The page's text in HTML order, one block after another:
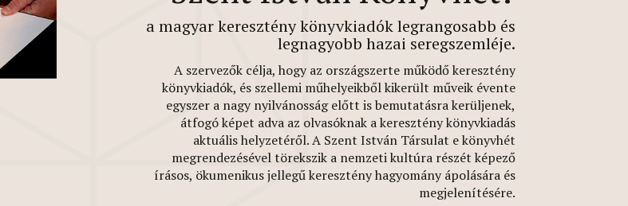
a magyar keresztény könyvkiadók legrangosabb és
legnagyobb hazai seregszemléje.
A szervezők célja, hogy az országszerte működő keresztény
könyvkiadók, és szellemi műhelyeikből kikerült műveik évente
egyszer a nagy nyilvánosság előtt is bemutatásra kerüljenek,
átfogó képet adva az olvasóknak a keresztény könyvkiadás
aktuális helyzetéről. A Szent István Társulat e könyvhét
megrendezésével törekszik a nemzeti kultúra részét képező
írásos, ökumenikus jellegű keresztény hagyomány ápolására és
megjelenítésére.